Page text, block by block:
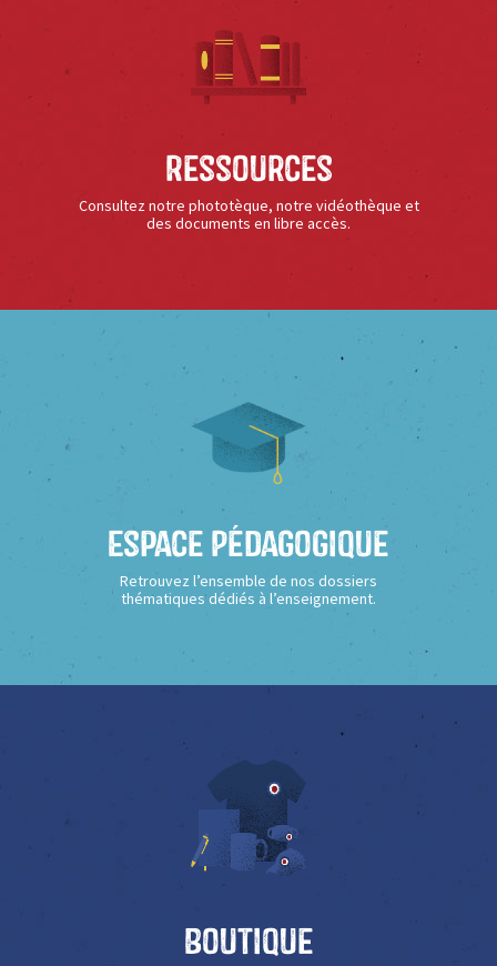
Ressources
Consultez notre phototèque, notre vidéothèque et
des documents en libre accès.
Espace Pédagogique
Retrouvez l’ensemble de nos dossiers
thématiques dédiés à l’enseignement.
Boutique